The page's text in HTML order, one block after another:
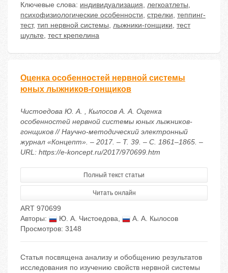
Ключевые слова: индивидуализация, легкоатлеты,
психофизиологические особенности, стрелки, теппинг-
тест, тип нервной системы, лыжники-гонщики, тест
шульте, тест крепелина
Оценка особенностей нервной системы
юных лыжников-гонщиков
Чистоедова Ю. А. , Кылосов А. А. Оценка
особенностей нервной системы юных лыжников-
гонщиков // Научно-методический электронный
журнал «Концепт». – 2017. – Т. 39. – С. 1861–1865. –
URL: https://e-koncept.ru/2017/970699.htm
Полный текст статьи
Читать онлайн
ART 970699
Авторы:
Ю. А. Чистоедова,
А. А. Кылосов
Просмотров: 3148
Статья посвящена анализу и обобщению результатов
исследования по изучению свойств нервной системы